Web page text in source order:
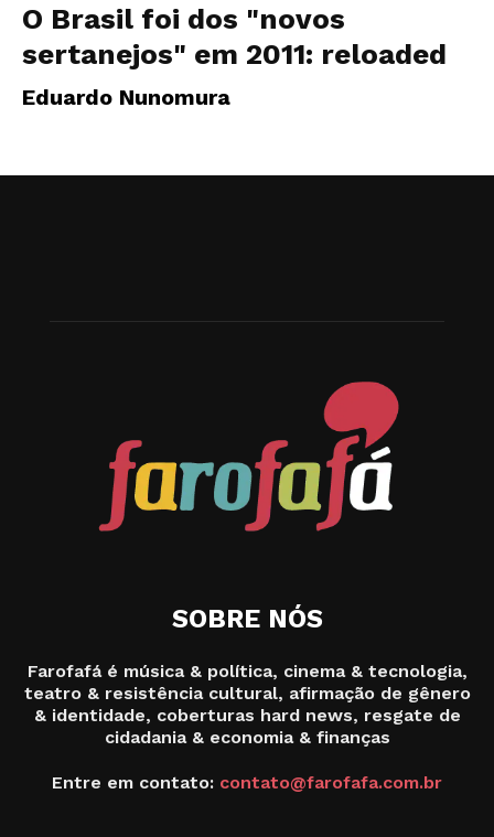
O Brasil foi dos "novos
sertanejos" em 2011: reloaded
Eduardo Nunomura
SOBRE NÓS
Farofafá é música & política, cinema & tecnologia,
teatro & resistência cultural, afirmação de gênero
& identidade, coberturas hard news, resgate de
cidadania & economia & finanças
Entre em contato: contato@farofafa.com.br